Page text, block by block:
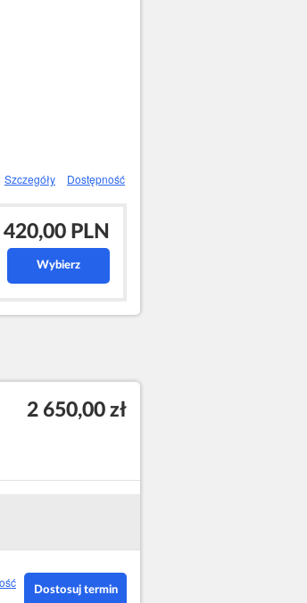
Szczegóły Dostępność
420,00 PLN
Wybierz
2 650,00 zł
Dostosuj termin